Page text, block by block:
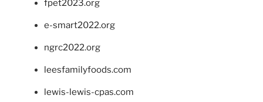
fpet2023.org
e-smart2022.org
ngrc2022.org
leesfamilyfoods.com
lewis-lewis-cpas.com